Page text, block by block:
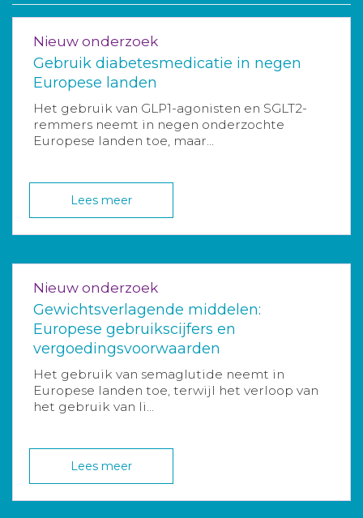
Nieuw onderzoek
Gebruik diabetesmedicatie in negen
Europese landen
Het gebruik van GLP1-agonisten en SGLT2-
remmers neemt in negen onderzochte
Europese landen toe, maar...
Lees meer
Nieuw onderzoek
Gewichtsverlagende middelen:
Europese gebruikscijfers en
vergoedingsvoorwaarden
Het gebruik van semaglutide neemt in
Europese landen toe, terwijl het verloop van
het gebruik van li...
Lees meer